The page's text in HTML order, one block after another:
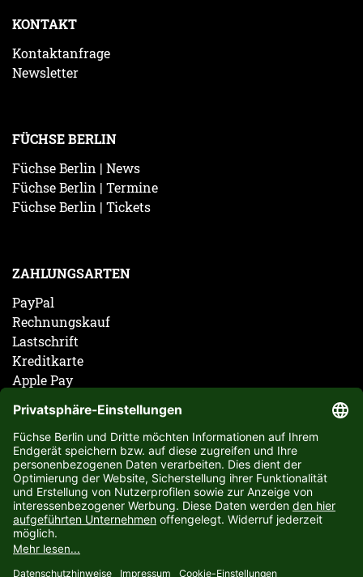
KONTAKT
Kontaktanfrage
Newsletter
FÜCHSE BERLIN
Füchse Berlin | News
Füchse Berlin | Termine
Füchse Berlin | Tickets
ZAHLUNGSARTEN
PayPal
Rechnungskauf
Lastschrift
Kreditkarte
Apple Pay
ABONNIERE JETZT DEN KOSTENLOSEN FÜCHSE
BERLIN NEWSLETTER UND VERPASSE KEINE
NEUIGKEIT ODER AKTION MEHR.
JETZT ANMELDEN